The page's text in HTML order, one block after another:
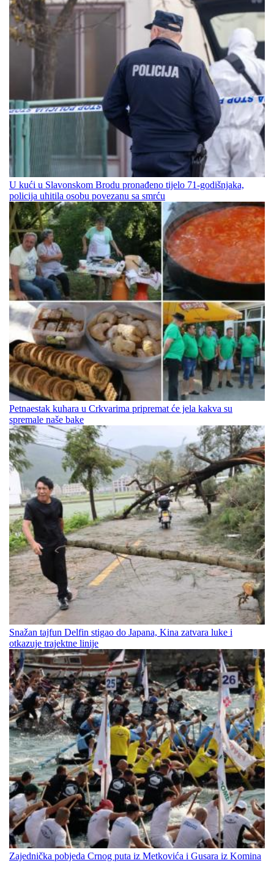
U kući u Slavonskom Brodu pronađeno tijelo 71-godišnjaka,
policija uhitila osobu povezanu sa smrću
Petnaestak kuhara u Crkvarima pripremat će jela kakva su
spremale naše bake
Snažan tajfun Delfin stigao do Japana, Kina zatvara luke i
otkazuje trajektne linije
Zajednička pobjeda Crnog puta iz Metkovića i Gusara iz Komina